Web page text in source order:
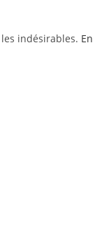
comment
indésirables.